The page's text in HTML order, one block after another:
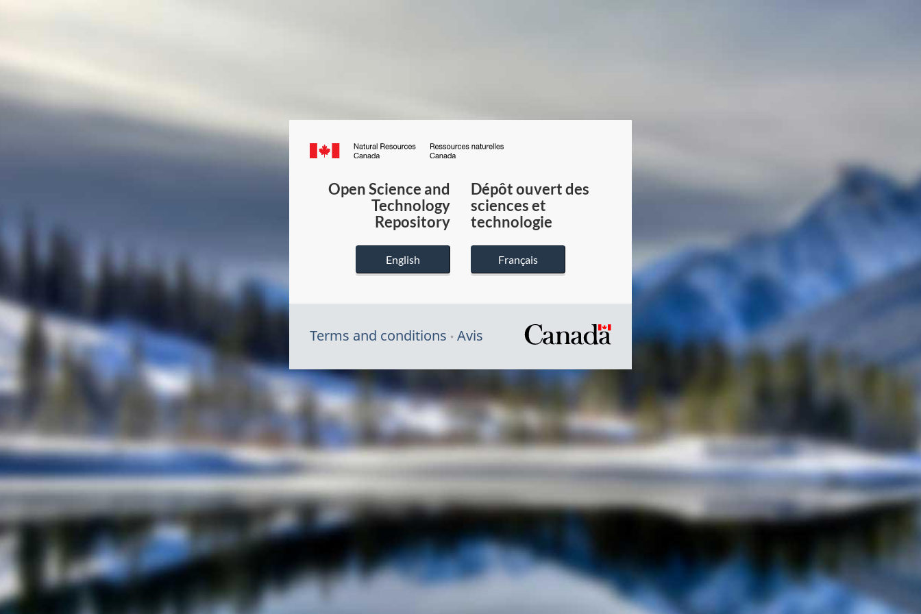
Canada.ca
du
Canada
Open Science and
Technology
Repository
English
Dépôt ouvert des
sciences et
technologie
Français
Terms and conditions Avis
/
gouvernement
du
Canada